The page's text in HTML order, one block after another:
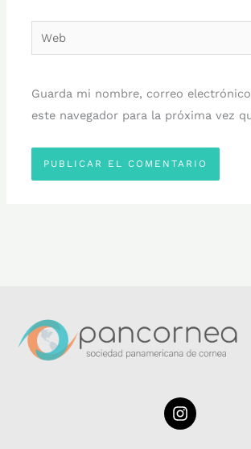
Web
Guarda mi nombre, correo
este navegador para la próxima vez
I
n